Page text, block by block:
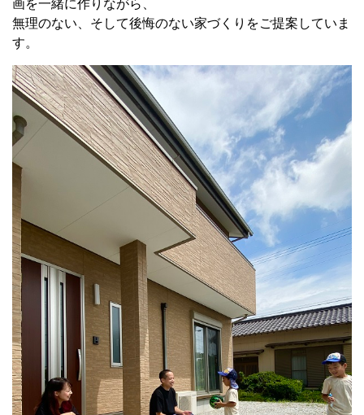
画を一緒に作りながら、
無理のない、そして後悔のない家づくりをご提案していま
す。